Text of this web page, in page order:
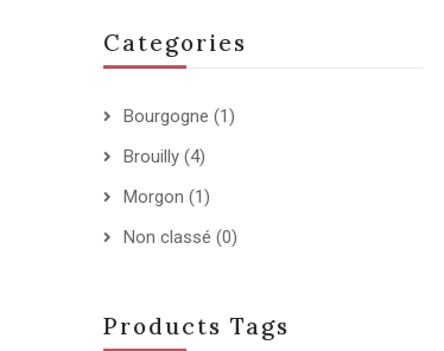
Categories
Bourgogne (1)
Brouilly (4)
Morgon (1)
Non classé (0)
Products Tags